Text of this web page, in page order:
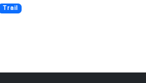
Trail